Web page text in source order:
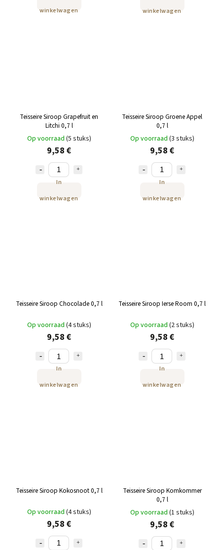
winkelwagen winkelwagen
Teisseire Siroop Grapefruit en
Litchi 0,7 l
Op voorraad (5 stuks)
9,58 €
In
winkelwagen
Teisseire Siroop Groene Appel
0,7 l
Op voorraad (3 stuks)
9,58 €
In
winkelwagen
Teisseire Siroop Chocolade 0,7 l
Op voorraad (4 stuks)
9,58 €
In
winkelwagen
Teisseire Siroop Ierse Room 0,7 l
Op voorraad (2 stuks)
9,58 €
In
winkelwagen
Teisseire Siroop Kokosnoot 0,7 l
Op voorraad (4 stuks)
9,58 €
Teisseire Siroop Komkommer
0,7 l
Op voorraad (1 stuks)
9,58 €